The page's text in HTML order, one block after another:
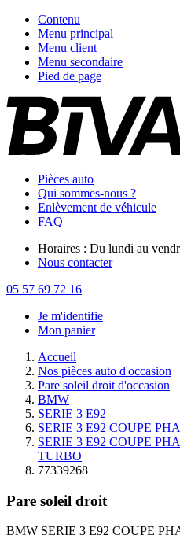
Contenu
Menu principal
Menu client
Menu secondaire
Pied de page
Pièces auto
Qui sommes-nous ?
Enlèvement de véhicule
FAQ
Horaires : Du lundi au
Nous contacter
05 57 69 72 16
Je m'identifie
Mon panier
Accueil
Nos pièces auto d'occasion
Pare soleil droit d'occasion
BMW
SERIE 3 E92
SERIE 3 E92 COUPE
SERIE 3 E92 COUPE
TURBO
77339268
Pare soleil droit
BMW SERIE 3 E92 COUPE